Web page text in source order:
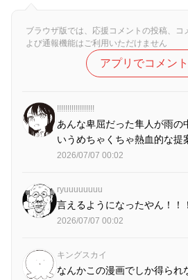
ブラウザ版では、応援コメントの投稿、コ
よび通報機能はご利用いただけません
アプリでコメン
!!!!!!!!!!!!!!!!!!
あんな卑屈だった隼人が雨の
いうめちゃくちゃ熱血的な提
2026/07/07 00:02
ryuuuuuuuu
言えるようになったやん！！
2026/07/07 00:02
キングスカイ
なんかこの漫画でしか得られ